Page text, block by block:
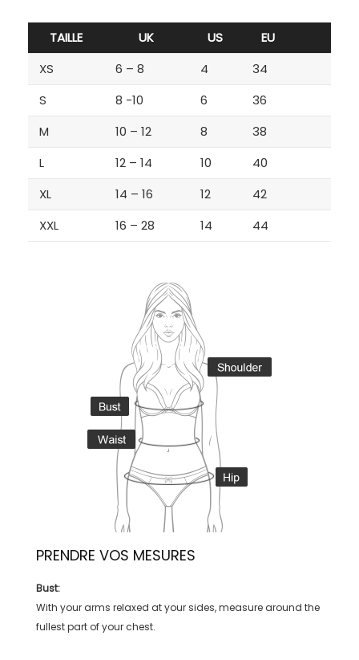
TAILLE UK US
EU
XS
6 – 8 4
34
S
8 -10 6
36
M
10 – 12 8
38
L
12 – 14 10
40
XL
14 – 16 12
42
XXL
16 – 28 14 44
PRENDRE VOS MESURES
Bust:
With your arms relaxed at your sides, measure around the
fullest part of your chest.